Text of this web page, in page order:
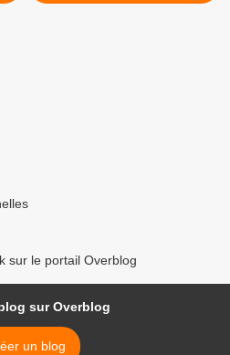
sur le portail Overblog
sur Overblog
un blog